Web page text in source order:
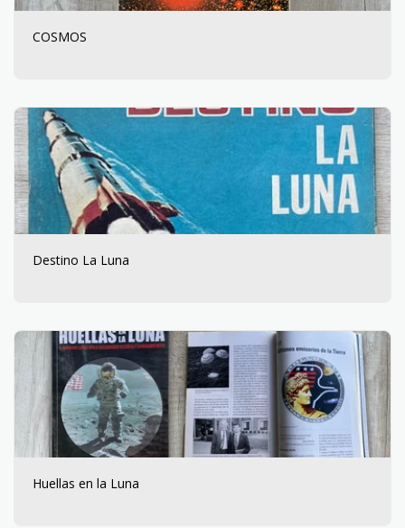
COSMOS
Destino La Luna
Huellas en la Luna